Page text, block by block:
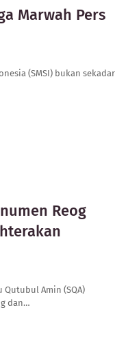
Marwah Pers
(SMSI) bukan sekadar
Reog
Qutubul Amin (SQA)
dan…